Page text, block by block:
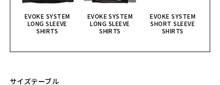
EVOKE SYSTEM
LONG SLEEVE
SHIRTS
EVOKE SYSTEM
LONG SLEEVE
SHIRTS
EVOKE SYSTEM
SHORT SLEEVE
SHIRTS
サイズテーブル